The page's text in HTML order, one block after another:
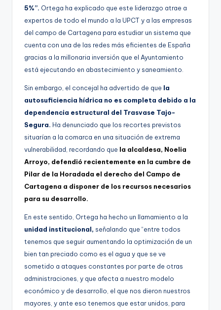
5%”. Ortega ha explicado que este liderazgo atrae a
expertos de todo el mundo a la UPCT y a las empresas
del campo de Cartagena para estudiar un sistema que
cuenta con una de las redes más eficientes de España
gracias a la millonaria inversión que el Ayuntamiento
está ejecutando en abastecimiento y saneamiento.
Sin embargo, el concejal ha advertido de que la
autosuficiencia hídrica no es completa debido a la
dependencia estructural del Trasvase Tajo-
Segura. Ha denunciado que los recortes previstos
situarían a la comarca en una situación de extrema
vulnerabilidad, recordando que la alcaldesa, Noelia
Arroyo, defendió recientemente en la cumbre de
Pilar de la Horadada el derecho del Campo de
Cartagena a disponer de los recursos necesarios
para su desarrollo.
En este sentido, Ortega ha hecho un llamamiento a la
unidad institucional, señalando que “entre todos
tenemos que seguir aumentando la optimización de un
bien tan preciado como es el agua y que se ve
sometido a ataques constantes por parte de otras
administraciones, y que afecta a nuestro modelo
económico y de desarrollo, el que nos dieron nuestros
mayores, y ante eso tenemos que estar unidos, para